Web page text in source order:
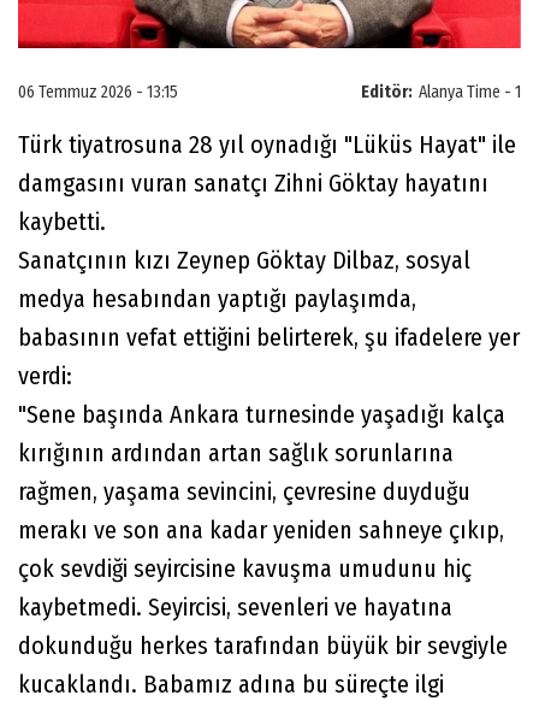
Editör: Alanya Time - 1
06 Temmuz 2026 - 13:15
Türk tiyatrosuna 28 yıl oynadığı "Lüküs Hayat" ile
damgasını vuran sanatçı Zihni Göktay hayatını
kaybetti.
Sanatçının kızı Zeynep Göktay Dilbaz, sosyal
medya hesabından yaptığı paylaşımda,
babasının vefat ettiğini belirterek, şu ifadelere yer
verdi:
"Sene başında Ankara turnesinde yaşadığı kalça
kırığının ardından artan sağlık sorunlarına
rağmen, yaşama sevincini, çevresine duyduğu
merakı ve son ana kadar yeniden sahneye çıkıp,
çok sevdiği seyircisine kavuşma umudunu hiç
kaybetmedi. Seyircisi, sevenleri ve hayatına
dokunduğu herkes tarafından büyük bir sevgiyle
kucaklandı. Babamız adına bu süreçte ilgi